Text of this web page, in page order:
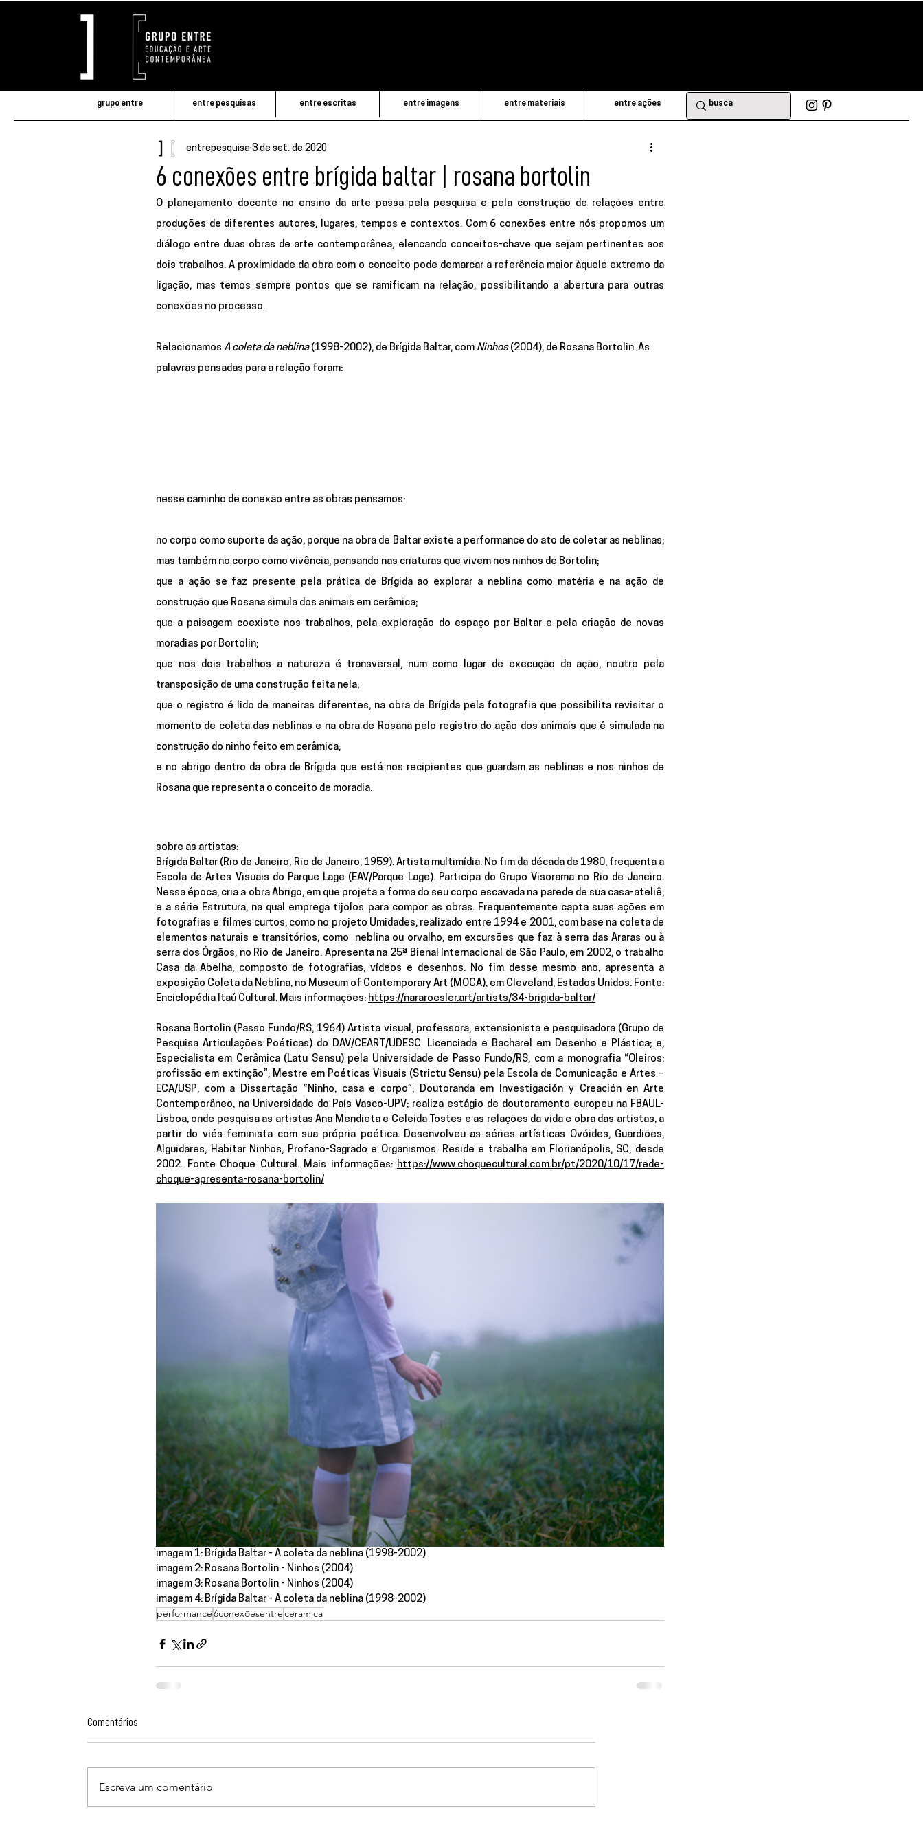
grupo entre entre pesquisas entre escritas entre imagens entre materiais entre ações
6 conexões entre brígida baltar | rosana bortolin
entrepesquisa 3 de set. de 2020
O planejamento docente no ensino da arte passa pela pesquisa e pela construção de relações entre
produções de diferentes autores, lugares, tempos e contextos. Com 6 conexões entre nós propomos um
diálogo entre duas obras de arte contemporânea, elencando conceitos-chave que sejam pertinentes aos
dois trabalhos. A proximidade da obra com o conceito pode demarcar a referência maior àquele extremo da
ligação, mas temos sempre pontos que se ramificam na relação, possibilitando a abertura para outras
conexões no processo.
Relacionamos A coleta da neblina (1998-2002), de Brígida Baltar, com Ninhos (2004), de Rosana Bortolin. As
palavras pensadas para a relação foram:
nesse caminho de conexão entre as obras pensamos:
no corpo como suporte da ação, porque na obra de Baltar existe a performance do ato de coletar as neblinas;
mas também no corpo como vivência, pensando nas criaturas que vivem nos ninhos de Bortolin;
que a ação se faz presente pela prática de Brígida ao explorar a neblina como matéria e na ação de
construção que Rosana simula dos animais em cerâmica;
que a paisagem coexiste nos trabalhos, pela exploração do espaço por Baltar e pela criação de novas
moradias por Bortolin;
que nos dois trabalhos a natureza é transversal, num como lugar de execução da ação, noutro pela
transposição de uma construção feita nela;
que o registro é lido de maneiras diferentes, na obra de Brígida pela fotografia que possibilita revisitar o
momento de coleta das neblinas e na obra de Rosana pelo registro do ação dos animais que é simulada na
construção do ninho feito em cerâmica;
e no abrigo dentro da obra de Brígida que está nos recipientes que guardam as neblinas e nos ninhos de
Rosana que representa o conceito de moradia.
sobre as artistas:
Brígida Baltar (Rio de Janeiro, Rio de Janeiro, 1959). Artista multimídia. No fim da década de 1980, frequenta a
Escola de Artes Visuais do Parque Lage (EAV/Parque Lage). Participa do Grupo Visorama no Rio de Janeiro.
Nessa época, cria a obra Abrigo, em que projeta a forma do seu corpo escavada na parede de sua casa-ateliê,
e a série Estrutura, na qual emprega tijolos para compor as obras. Frequentemente capta suas ações em
fotografias e filmes curtos, como no projeto Umidades, realizado entre 1994 e 2001, com base na coleta de
elementos naturais e transitórios, como  neblina ou orvalho, em excursões que faz à serra das Araras ou à
serra dos Órgãos, no Rio de Janeiro. Apresenta na 25ª Bienal Internacional de São Paulo, em 2002, o trabalho
Casa da Abelha, composto de fotografias, vídeos e desenhos. No fim desse mesmo ano, apresenta a
exposição Coleta da Neblina, no Museum of Contemporary Art (MOCA), em Cleveland, Estados Unidos. Fonte:
Enciclopédia Itaú Cultural. Mais informações: https://nararoesler.art/artists/34-brigida-baltar/
Rosana Bortolin (Passo Fundo/RS, 1964) Artista visual, professora, extensionista e pesquisadora (Grupo de
Pesquisa Articulações Poéticas) do DAV/CEART/UDESC. Licenciada e Bacharel em Desenho e Plástica; e,
Especialista em Cerâmica (Latu Sensu) pela Universidade de Passo Fundo/RS, com a monografia “Oleiros:
profissão em extinção”; Mestre em Poéticas Visuais (Strictu Sensu) pela Escola de Comunicação e Artes –
ECA/USP, com a Dissertação “Ninho, casa e corpo”; Doutoranda em Investigación y Creación en Arte
Contemporâneo, na Universidade do País Vasco-UPV; realiza estágio de doutoramento europeu na FBAUL-
Lisboa, onde pesquisa as artistas Ana Mendieta e Celeida Tostes e as relações da vida e obra das artistas, a
partir do viés feminista com sua própria poética. Desenvolveu as séries artísticas Ovóides, Guardiões,
Alguidares, Habitar Ninhos, Profano-Sagrado e Organismos. Reside e trabalha em Florianópolis, SC, desde
2002. Fonte Choque Cultural. Mais informações: https://www.choquecultural.com.br/pt/2020/10/17/rede-
choque-apresenta-rosana-bortolin/
imagem 1: Brígida Baltar - A coleta da neblina (1998-2002)
imagem 2: Rosana Bortolin - Ninhos (2004)
imagem 3: Rosana Bortolin - Ninhos (2004)
imagem 4: Brígida Baltar - A coleta da neblina (1998-2002)
performance6conexõesentreceramica
Comentários
Escreva um comentário